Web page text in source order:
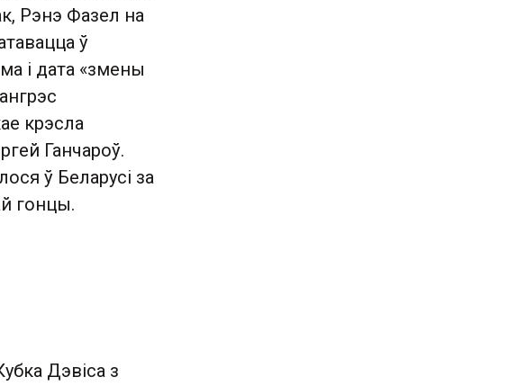
Рэнэ Фазел на
ў
і дата «змены
крэсла
Ганчароў.
ў Беларусі за
гонцы.
Дэвіса з